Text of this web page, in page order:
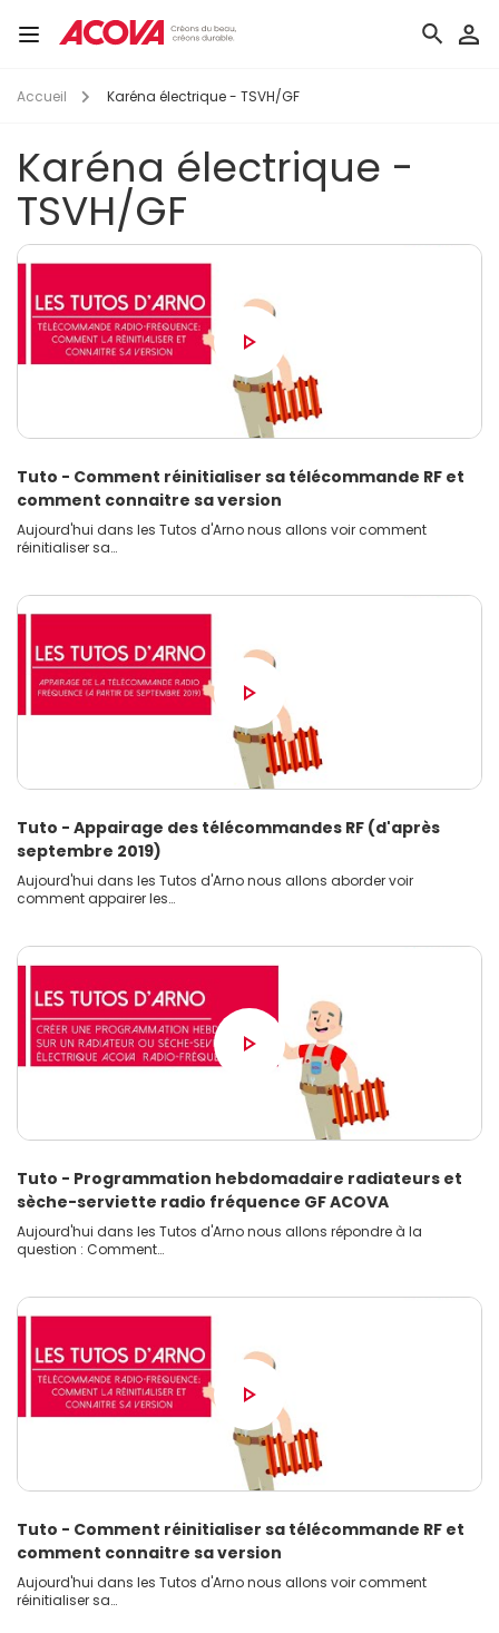
au Toggle
Accueil Karéna électrique - TSVH/GF
Karéna électrique -
TSVH/GF
Urls
Tuto - Comment réinitialiser sa télécommande RF et
comment connaitre sa version
Aujourd'hui dans les Tutos d'Arno nous allons voir comment
réinitialiser sa…
Tuto - Appairage des télécommandes RF (d'après
septembre 2019)
Aujourd'hui dans les Tutos d'Arno nous allons aborder voir
comment appairer les…
Tuto - Programmation hebdomadaire radiateurs et
sèche-serviette radio fréquence GF ACOVA
Aujourd'hui dans les Tutos d'Arno nous allons répondre à la
question : Comment…
Tuto - Comment réinitialiser sa télécommande RF et
comment connaitre sa version
Aujourd'hui dans les Tutos d'Arno nous allons voir comment
réinitialiser sa…